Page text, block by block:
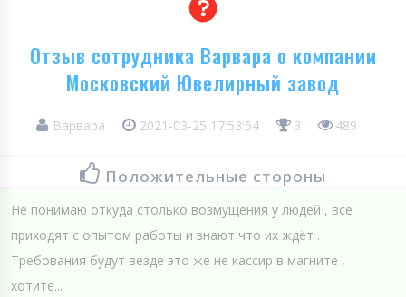
Отзыв сотрудника Варвара о компании
Московский Ювелирный завод
Варвара 2021-03-25 17:53:54 3 489
Положительные стороны
Не понимаю откуда столько возмущения у людей , все
приходят с опытом работы и знают что их ждёт .
Требования будут везде это же не кассир в магните ,
хотите...